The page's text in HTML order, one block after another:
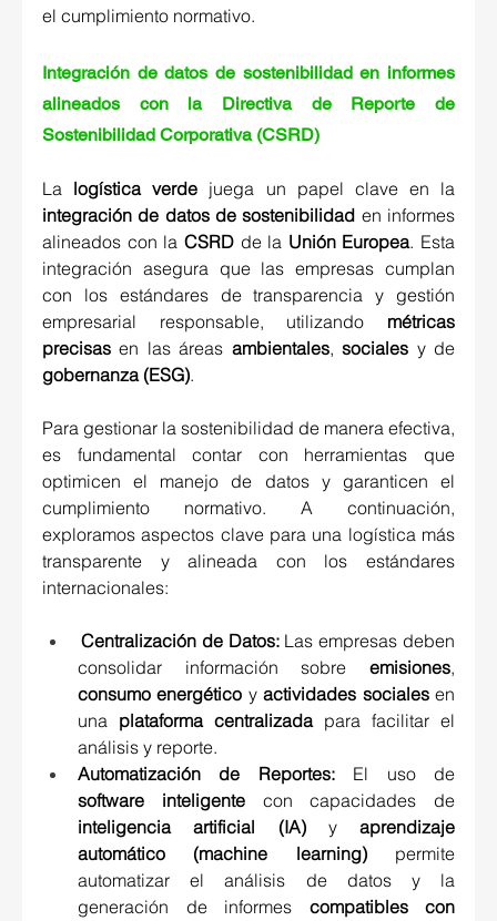
el cumplimiento normativo.
Integración de datos de sostenibilidad en informes
alineados con la Directiva de Reporte de
Sostenibilidad Corporativa (CSRD)
La logística verde
integración de datos de sostenibilidad en informes
alineados con la CSRD de la Unión Europea. Esta
integración asegura que las empresas cumplan
con los estándares de transparencia y gestión
empresarial responsable, utilizando métricas
precisas en las áreas ambientales, sociales
gobernanza (ESG).
Para gestionar la sostenibilidad de manera efectiva,
es fundamental contar con herramientas que
optimicen el manejo de datos y garanticen el
cumplimiento normativo. A continuación,
exploramos aspectos clave para una logística más
transparente y alineada con los estándares
internacionales:
Centralización de Datos: Las empresas deben
consolidar información sobre emisiones
consumo energético y actividades sociales en
una plataforma centralizada para facilitar el
análisis y reporte.
Automatización de Reportes:
software inteligente
inteligencia artificial (IA) y aprendizaje
automático (machine learning) permite
automatizar el análisis de datos y la
generación de informes compatibles con